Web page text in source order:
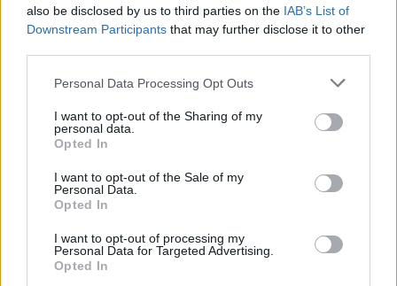
also be disclosed by us to third parties on the IAB’s List of
Downstream Participants that may further disclose it to other
Personal Data Processing Opt Outs
I want to opt-out of the Sharing of my
personal data.
Opted In
I want to opt-out of the Sale of my
Personal Data.
Opted In
I want to opt-out of processing my
Personal Data for Targeted Advertising.
Opted In